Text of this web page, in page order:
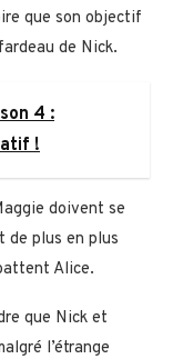
que son objectif
de Nick.
4 :
!
doivent se
de plus en plus
Alice.
que Nick et
l’étrange